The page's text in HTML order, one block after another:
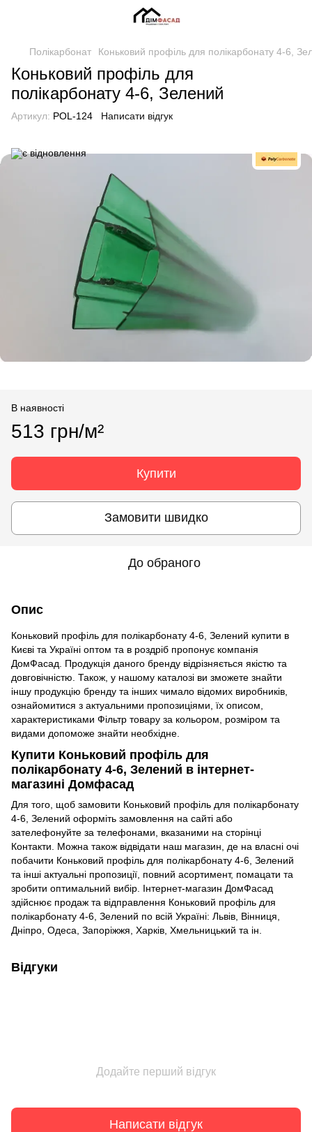
Полікарбонат Коньковий профіль для полікарбонату 4-6,
Коньковий профіль для
полікарбонату 4-6, Зелений
Артикул: POL-124 Написати відгук
В наявності
513 грн/м²
Купити
Замовити швидко
До обраного
Опис
Коньковий профіль для полікарбонату 4-6, Зелений купити в
Києві та Україні оптом та в роздріб пропонує компанія
ДомФасад. Продукція даного бренду відрізняється якістю та
довговічністю. Також, у нашому каталозі ви зможете знайти
іншу продукцію бренду та інших чимало відомих виробників,
ознайомитися з актуальними пропозиціями, їх описом,
характеристиками Фільтр товару за кольором, розміром та
видами допоможе знайти необхідне.
Купити Коньковий профіль для
полікарбонату 4-6, Зелений в інтернет-
магазині Домфасад
Для того, щоб замовити Коньковий профіль для полікарбонату
4-6, Зелений оформіть замовлення на сайті або
зателефонуйте за телефонами, вказаними на сторінці
Контакти. Можна також відвідати наш магазин, де на власні очі
побачити Коньковий профіль для полікарбонату 4-6, Зелений
та інші актуальні пропозиції, повний асортимент, помацати та
зробити оптимальний вибір. Інтернет-магазин ДомФасад
здійснює продаж та відправлення Коньковий профіль для
полікарбонату 4-6, Зелений по всій Україні: Львів, Вінниця,
Дніпро, Одеса, Запоріжжя, Харків, Хмельницький та ін.
Відгуки
Додайте перший відгук
Написати відгук